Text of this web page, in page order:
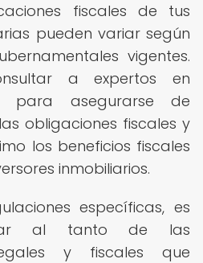
fiscales de tus
pueden variar según
vigentes.
a expertos en
para asegurarse de
obligaciones fiscales y
los beneficios fiscales
inmobiliarios.
específicas, es
al tanto de las
y fiscales que